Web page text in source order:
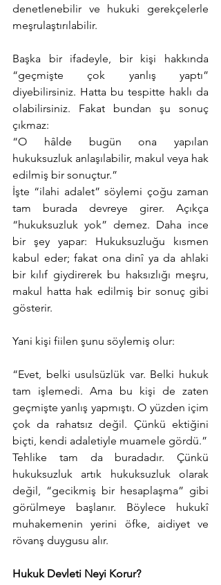
denetlenebilir ve hukuki gerekçelerle
meşrulaştırılabilir.
Başka bir ifadeyle, bir kişi hakkında
“geçmişte çok yanlış yaptı”
diyebilirsiniz. Hatta bu tespitte haklı da
olabilirsiniz. Fakat bundan şu sonuç
çıkmaz:
“O hâlde bugün ona yapılan
hukuksuzluk anlaşılabilir, makul veya hak
edilmiş bir sonuçtur.”
İşte “ilahi adalet” söylemi çoğu zaman
tam burada devreye girer. Açıkça
“hukuksuzluk yok” demez. Daha ince
bir şey yapar: Hukuksuzluğu kısmen
kabul eder; fakat ona dinî ya da ahlaki
bir kılıf giydirerek bu haksızlığı meşru,
makul hatta hak edilmiş bir sonuç gibi
gösterir.
Yani kişi fiilen şunu söylemiş olur:
“Evet, belki usulsüzlük var. Belki hukuk
tam işlemedi. Ama bu kişi de zaten
geçmişte yanlış yapmıştı. O yüzden içim
çok da rahatsız değil. Çünkü ektiğini
biçti, kendi adaletiyle muamele gördü.”
Tehlike tam da buradadır. Çünkü
hukuksuzluk artık hukuksuzluk olarak
değil, “gecikmiş bir hesaplaşma” gibi
görülmeye başlanır. Böylece hukukî
muhakemenin yerini öfke, aidiyet ve
rövanş duygusu alır.
Hukuk Devleti Neyi Korur?